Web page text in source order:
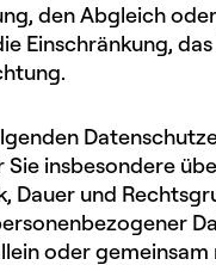
den Abgleich
Einschränkung,
insbesondere
Dauer und
oder